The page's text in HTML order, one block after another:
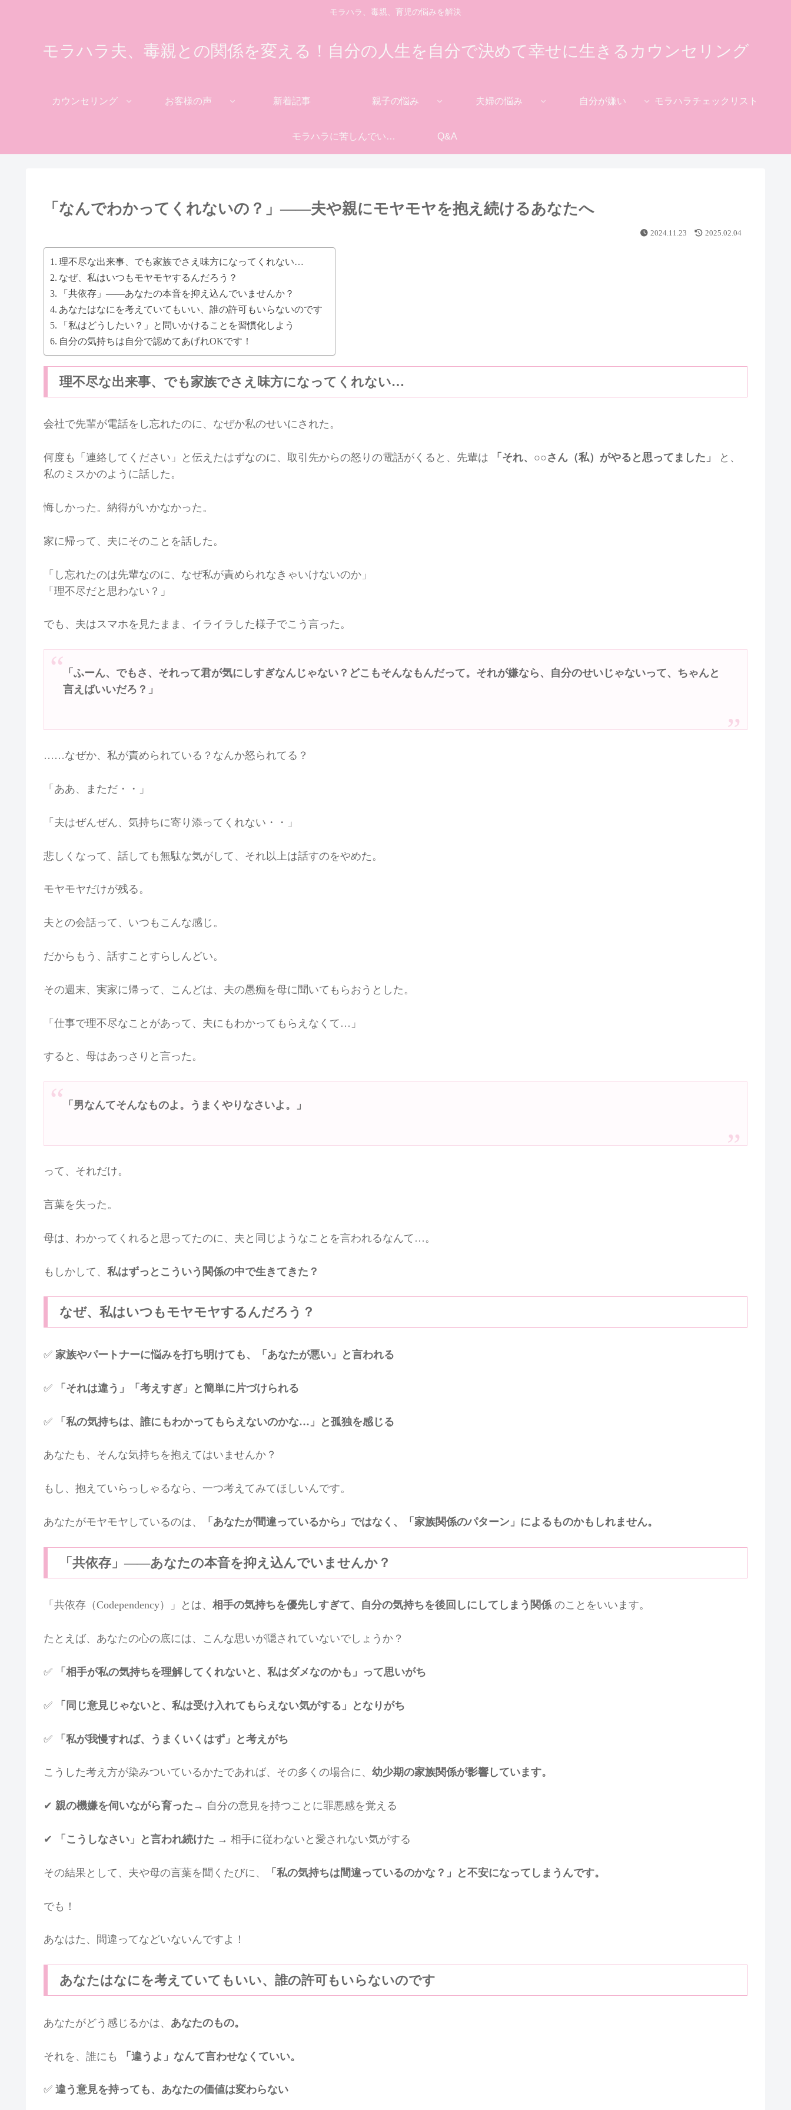
モラハラ、毒親、育児の悩みを解決
モラハラ夫、毒親との関係を変える！自分の人生を自分で決めて幸せに生きるカウンセリング
カウンセリング お客様の声 新着記事 親子の悩み 夫婦の悩み 自分が嫌い モラハラチェックリスト
モラハラに苦しんでいる方へ Q&A
「なんでわかってくれないの？」——夫や親にモヤモヤを抱え続けるあなたへ
2024.11.23 2025.02.04
理不尽な出来事、でも家族でさえ味方になってくれない…
なぜ、私はいつもモヤモヤするんだろう？
「共依存」——あなたの本音を抑え込んでいませんか？
あなたはなにを考えていてもいい、誰の許可もいらないのです
「私はどうしたい？」と問いかけることを習慣化しよう
自分の気持ちは自分で認めてあげれOKです！
理不尽な出来事、でも家族でさえ味方になってくれない…
会社で先輩が電話をし忘れたのに、なぜか私のせいにされた。
何度も「連絡してください」と伝えたはずなのに、取引先からの怒りの電話がくると、先輩は 「それ、○○さん（私）がやると思ってました」
と、
私のミスかのように話した。
悔しかった。納得がいかなかった。
家に帰って、夫にそのことを話した。
「し忘れたのは先輩なのに、なぜ私が責められなきゃいけないのか」
「理不尽だと思わない？」
でも、夫はスマホを見たまま、イライラした様子でこう言った。
「ふーん、でもさ、それって君が気にしすぎなんじゃない？どこもそんなもんだって。それが嫌なら、自分のせいじゃないって、ちゃんと
言えばいいだろ？」
……なぜか、私が責められている？なんか怒られてる？
「ああ、まただ・・」
「夫はぜんぜん、気持ちに寄り添ってくれない・・」
悲しくなって、話しても無駄な気がして、それ以上は話すのをやめた。
モヤモヤだけが残る。
夫との会話って、いつもこんな感じ。
だからもう、話すことすらしんどい。
その週末、実家に帰って、こんどは、夫の愚痴を母に聞いてもらおうとした。
「仕事で理不尽なことがあって、夫にもわかってもらえなくて…」
すると、母はあっさりと言った。
「男なんてそんなものよ。うまくやりなさいよ。」
って、それだけ。
言葉を失った。
母は、わかってくれると思ってたのに、夫と同じようなことを言われるなんて…。
もしかして、 私はずっとこういう関係の中で生きてきた？
なぜ、私はいつもモヤモヤするんだろう？
✅ 家族やパートナーに悩みを打ち明けても、「あなたが悪い」と言われる
✅ 「それは違う」「考えすぎ」と簡単に片づけられる
✅ 「私の気持ちは、誰にもわかってもらえないのかな…」と孤独を感じる
あなたも、そんな気持ちを抱えてはいませんか？
もし、抱えていらっしゃるなら、一つ考えてみてほしいんです。
あなたがモヤモヤしているのは、 「あなたが間違っているから」ではなく、「家族関係のパターン」によるものかもしれません。
「共依存」——あなたの本音を抑え込んでいませんか？
「共依存（Codependency）」とは、 相手の気持ちを優先しすぎて、自分の気持ちを後回しにしてしまう関係のことをいいます。
たとえば、あなたの心の底には、こんな思いが隠されていないでしょうか？
✅ 「相手が私の気持ちを理解してくれないと、私はダメなのかも」って思いがち
✅ 「同じ意見じゃないと、私は受け入れてもらえない気がする」となりがち
✅ 「私が我慢すれば、うまくいくはず」と考えがち
こうした考え方が染みついているかたであれば、その多くの場合に、 幼少期の家族関係が影響しています。
✔ 親の機嫌を伺いながら育った → 自分の意見を持つことに罪悪感を覚える
✔ 「こうしなさい」と言われ続けた → 相手に従わないと愛されない気がする
その結果として、夫や母の言葉を聞くたびに、 「私の気持ちは間違っているのかな？」と不安になってしまうんです。
でも！
あなはた、間違ってなどいないんですよ！
あなたはなにを考えていてもいい、誰の許可もいらないのです
あなたがどう感じるかは、 あなたのもの。
それを、誰にも 「違うよ」なんて言わせなくていい。
✅ 違う意見を持っても、あなたの価値は変わらない